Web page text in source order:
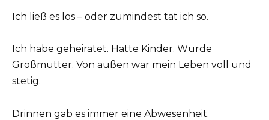
Ich ließ es los – oder zumindest tat ich so.
Ich habe geheiratet. Hatte Kinder. Wurde
Großmutter. Von außen war mein Leben voll und
stetig.
Drinnen gab es immer eine Abwesenheit.